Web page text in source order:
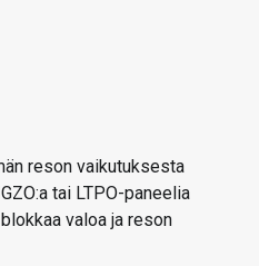
reson vaikutuksesta
tai LTPO-paneelia
valoa ja reson